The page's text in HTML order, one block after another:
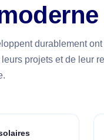
durablement
projets et de leur